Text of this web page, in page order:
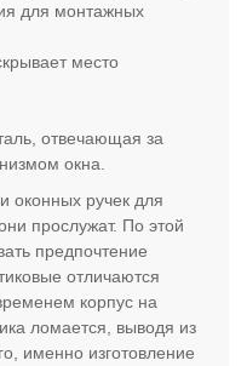
для монтажных
место
отвечающая за
окна.
оконных ручек для
прослужат. По этой
предпочтение
отличаются
корпус на
ломается, выводя из
именно изготовление